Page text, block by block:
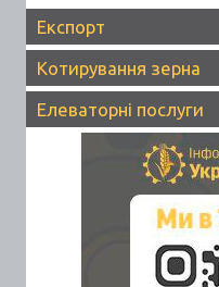
Експорт
Котирування зерна
Елеваторні послуги